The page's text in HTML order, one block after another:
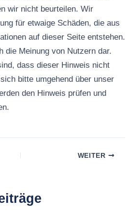
wir nicht beurteilen. Wir
für etwaige Schäden, die aus
auf dieser Seite entstehen.
die Meinung von Nutzern dar.
dass dieser Hinweis nicht
bitte umgehend über unser
den Hinweis prüfen und
WEITER